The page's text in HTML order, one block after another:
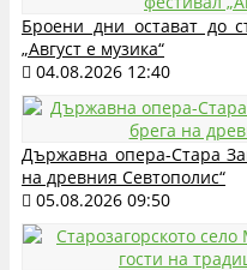
Броени дни остават до
„Август е музика“
04.08.2026 12:40
Държавна опера-Стара
на древния Севтополис“
05.08.2026 09:50